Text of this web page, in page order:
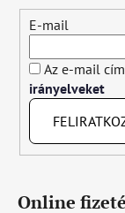
E-mail
Az e-mail
irányelveket
Online